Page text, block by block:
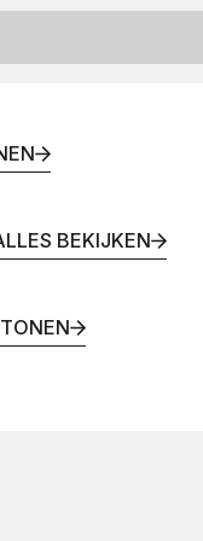
BEKIJKEN